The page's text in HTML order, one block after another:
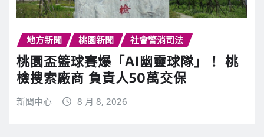
地方新聞 桃園新聞 社會警消司法
桃園盃籃球賽爆「AI幽靈球隊」！ 桃
檢搜索廠商 負責人50萬交保
新聞中心 8 月 8, 2026